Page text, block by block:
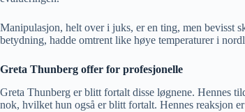
Manipulasjon, helt over i juks, er en ting, men bevisst
betydning, hadde omtrent like høye temperaturer i
Greta Thunberg offer for profesjonelle
Greta Thunberg er blitt fortalt disse løgnene. Hennes
nok, hvilket hun også er blitt fortalt. Hennes reaksjon